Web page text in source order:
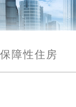
保障性住房